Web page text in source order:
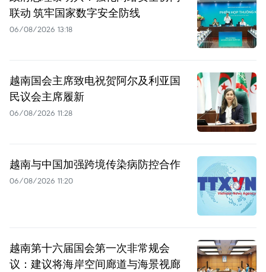
联动 筑牢国家数字安全防线
06/08/2026 13:18
越南国会主席致电祝贺阿尔及利亚国
民议会主席履新
06/08/2026 11:28
越南与中国加强跨境传染病防控合作
06/08/2026 11:20
越南第十六届国会第一次非常规会
议：建议将海岸空间廊道与海景视廊